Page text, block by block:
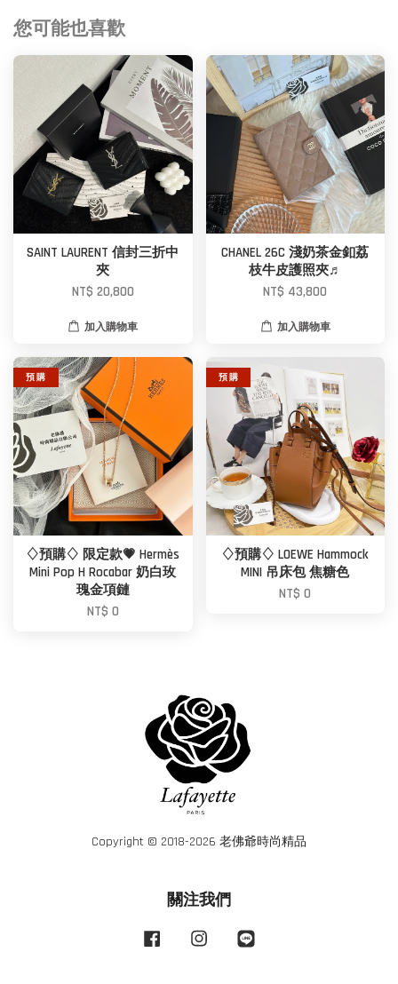
您可能也喜歡
SAINT LAURENT 信封三折中
夾
NT$ 20,800
加入購物車
CHANEL 26C 淺奶茶金釦荔
枝牛皮護照夾♬
NT$ 43,800
加入購物車
預 購
♢預購♢ 限定款💗 Hermès
Mini Pop H Rocabar 奶白玫
瑰金項鏈
NT$ 0
預 購
♢預購♢ LOEWE Hammock
MINI 吊床包 焦糖色
NT$ 0
Copyright © 2018-2026 老佛爺時尚精品
關注我們
Facebook Instagram